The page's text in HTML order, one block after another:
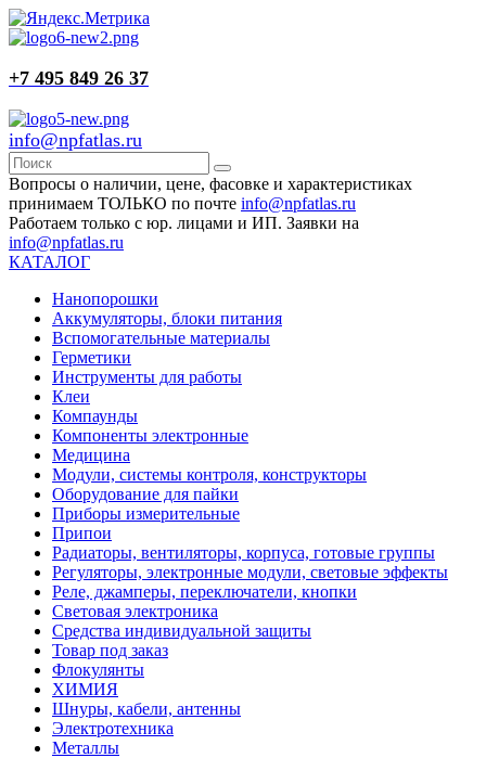
+7 495 849 26 37
info@npfatlas.ru
Вопросы о наличии, цене, фасовке и характеристиках
принимаем ТОЛЬКО по почте info@npfatlas.ru
Работаем только с юр. лицами и ИП. Заявки на
info@npfatlas.ru
КАТАЛОГ
Нанопорошки
Аккумуляторы, блоки питания
Вспомогательные материалы
Герметики
Инструменты для работы
Клеи
Компаунды
Компоненты электронные
Медицина
Модули, системы контроля, конструкторы
Оборудование для пайки
Приборы измерительные
Припои
Радиаторы, вентиляторы, корпуса, готовые группы
Регуляторы, электронные модули, световые эффекты
Реле, джамперы, переключатели, кнопки
Световая электроника
Средства индивидуальной защиты
Товар под заказ
Флокулянты
ХИМИЯ
Шнуры, кабели, антенны
Электротехника
Металлы